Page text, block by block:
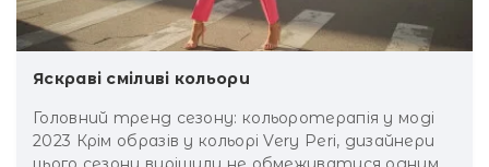
Яскраві сміливі кольори
Головний тренд сезону: кольоротерапія у моді
2023 Крім образів у кольорі Very Peri, дизайнери